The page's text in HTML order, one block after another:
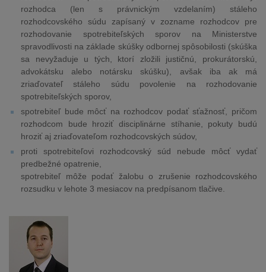
rozhodca (len s právnickým vzdelaním) stáleho
rozhodcovského súdu zapísaný v zozname rozhodcov pre
rozhodovanie spotrebiteľských sporov na Ministerstve
spravodlivosti na základe skúšky odbornej spôsobilosti (skúška
sa nevyžaduje u tých, ktorí zložili justičnú, prokurátorskú,
advokátsku alebo notársku skúšku), avšak iba ak má
zriaďovateľ stáleho súdu povolenie na rozhodovanie
spotrebiteľských sporov,
spotrebiteľ bude môcť na rozhodcov podať sťažnosť, pričom
rozhodcom bude hroziť disciplinárne stíhanie, pokuty budú
hroziť aj zriaďovateľom rozhodcovských súdov,
proti spotrebiteľovi rozhodcovský súd nebude môcť vydať
predbežné opatrenie,
spotrebiteľ môže podať žalobu o zrušenie rozhodcovského
rozsudku v lehote 3 mesiacov na predpísanom tlačive.